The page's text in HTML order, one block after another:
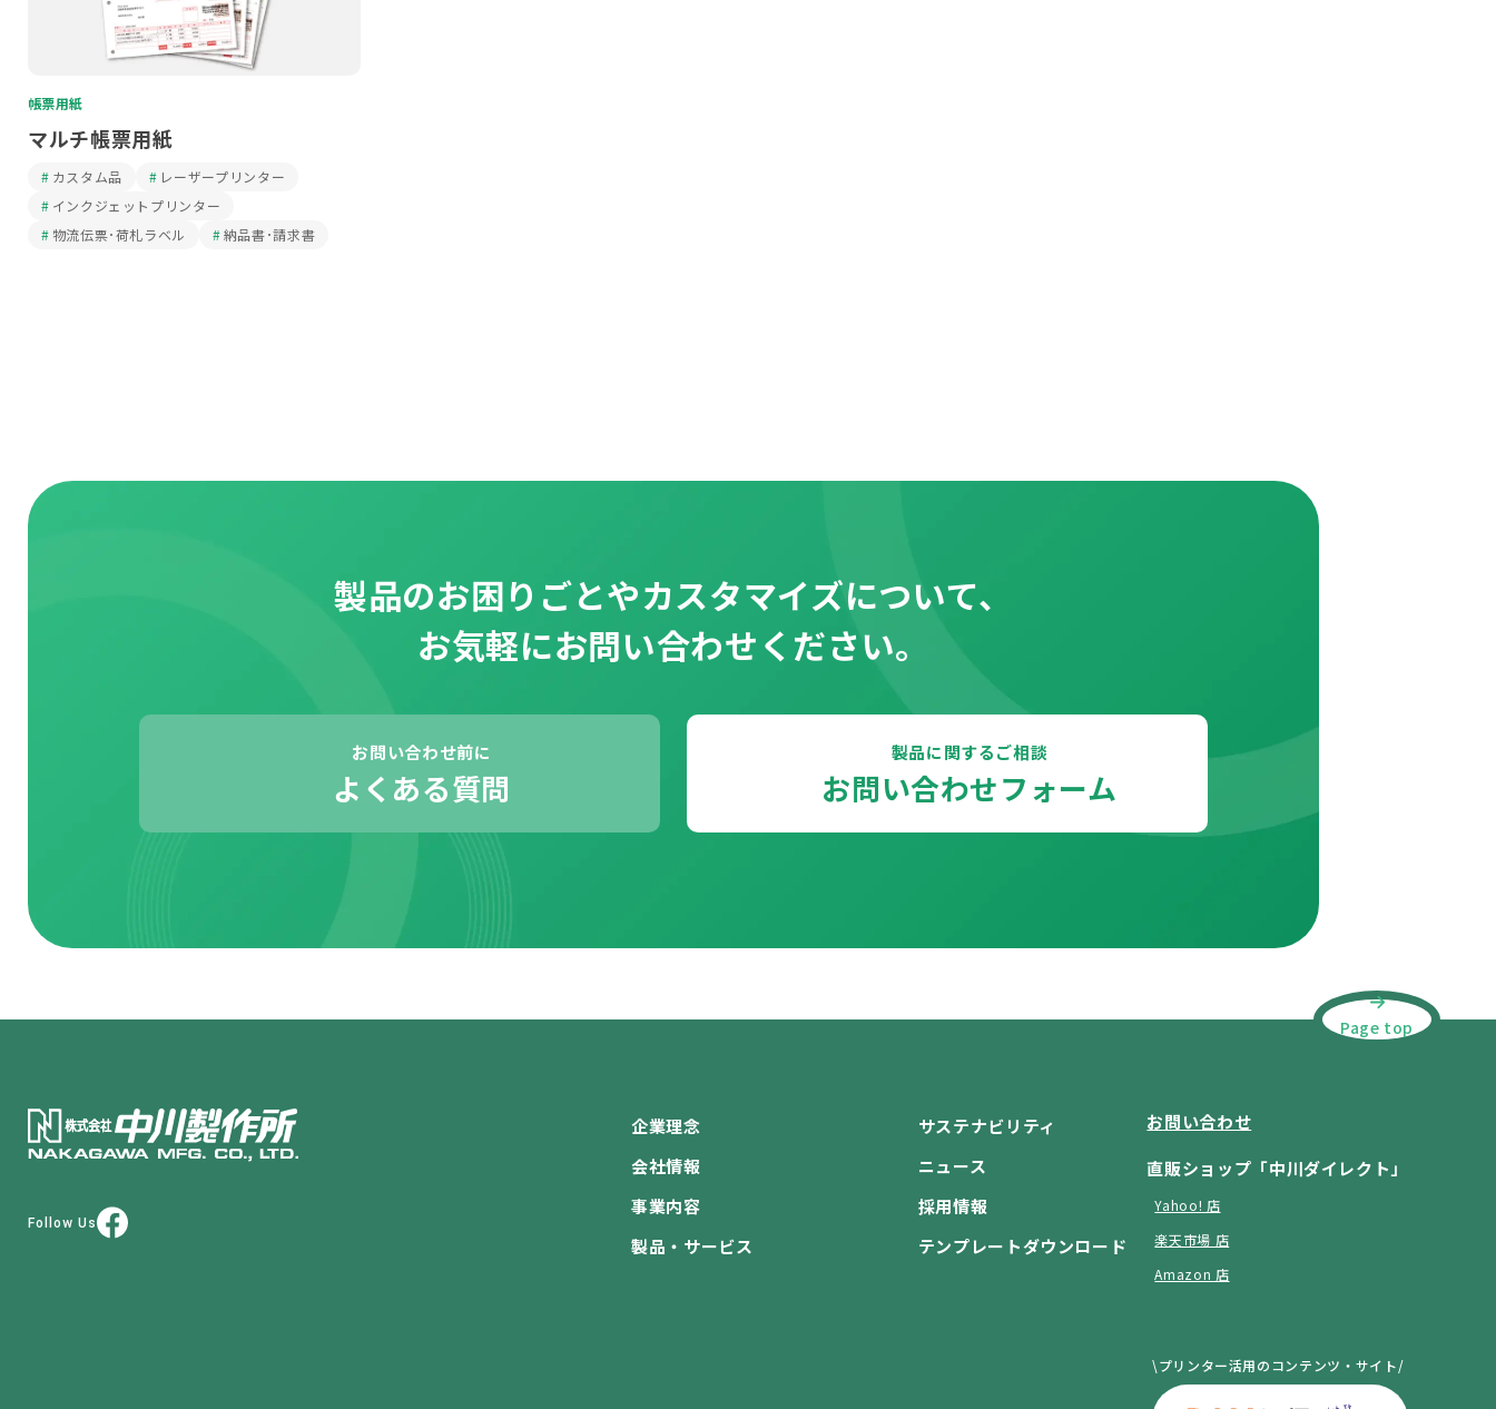
帳票用紙
マルチ帳票用紙
カスタム品
レーザープリンター
インクジェットプリンター
物流伝票･荷札ラベル
納品書･請求書
製品のお困りごとやカスタマイズについて、
お気軽にお問い合わせください。
お問い合わせ前に
よくある質問
製品に関するご相談
お問い合わせフォーム
Page top
Follow Us
企業理念
サステナビリティ
会社情報
ニュース
事業内容
採用情報
製品・サービス
テンプレートダウンロード
お問い合わせ
直販ショップ「中川ダイレクト」
Yahoo! 店
楽天市場 店
Amazon 店
\プリンター活用のコンテンツ・サイト/